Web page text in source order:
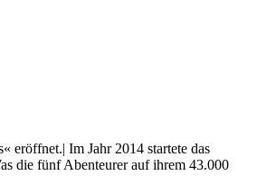
eröffnet.| Im Jahr 2014 startete das
die fünf Abenteurer auf ihrem 43.000